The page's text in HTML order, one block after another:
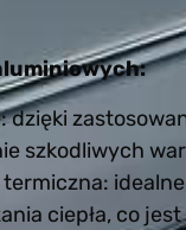
dzięki
szkodliwych
ciepła, co